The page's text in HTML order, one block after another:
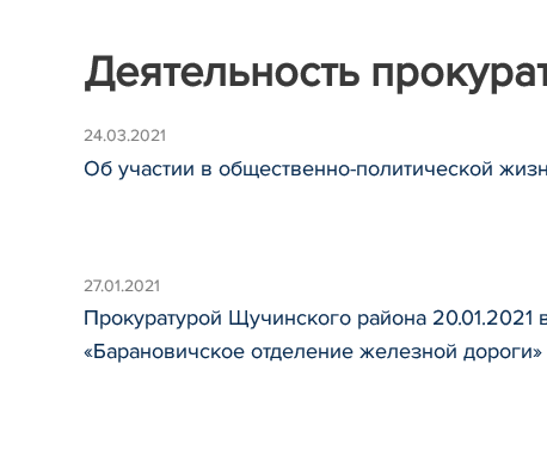
Деятельность
24.03.2021
Об участии в общественно-политической
27.01.2021
Прокуратурой Щучинского района
«Барановичское отделение железной дороги»